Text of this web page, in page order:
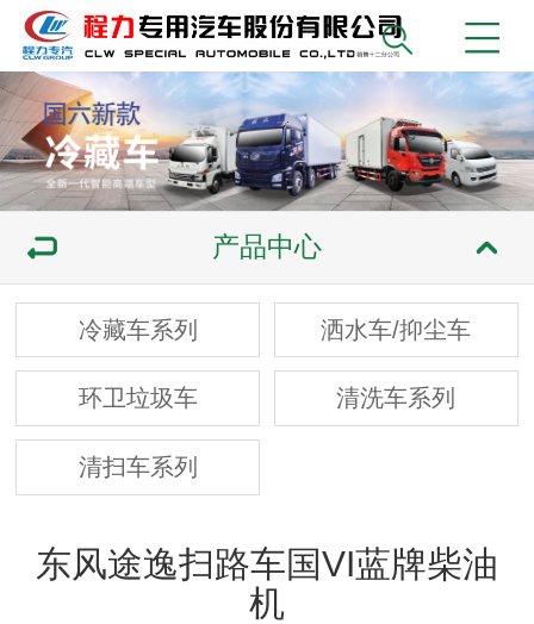
产品中心
冷藏车系列 洒水车/抑尘车
环卫垃圾车 清洗车系列
清扫车系列
东风途逸扫路车国VI蓝牌柴油
机